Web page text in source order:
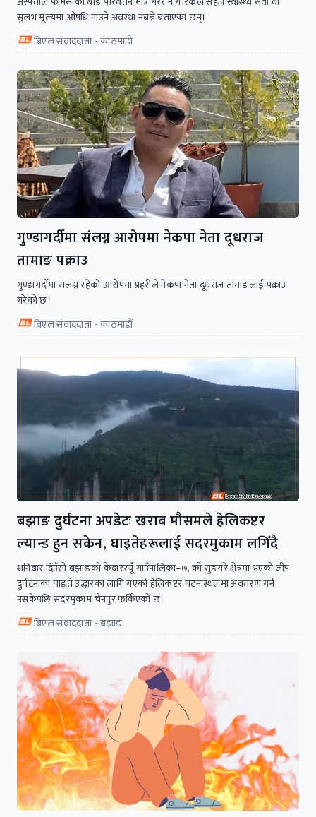
सुलभ मूल्यमा औषधि पाउने अवस्था नबन्ने बताएका छन्।
बिएल संवाददाता - काठमाडाैं
गुण्डागर्दीमा संलग्न आरोपमा नेकपा नेता दूधराज
तामाङ पक्राउ
गुण्डागर्दीमा संलग्न रहेको आरोपमा प्रहरीले नेकपा नेता दूधराज तामाङलाई पक्राउ
गरेको छ।
बिएल संवाददाता - काठमाडौं
बझाङ दुर्घटना अपडेटः खराब मौसमले हेलिकप्टर
ल्यान्ड हुन सकेन, घाइतेहरूलाई सदरमुकाम लगिँदै
शनिबार दिउँसो बझाङको केदारस्यूँ गाउँपालिका–७, को सुङगरे क्षेत्रमा भएको जीप
दुर्घटनाका घाइते उद्धारका लागि गएको हेलिकप्टर घटनास्थलमा अवतरण गर्न
नसकेपछि सदरमुकाम चैनपुर फर्किएको छ।
बिएल संवाददाता - बझाङ